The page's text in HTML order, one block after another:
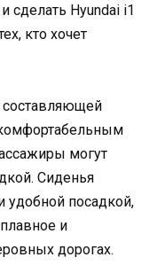
сделать Hyundai i1
кто хочет
составляющей
могут
Сиденья
посадкой,
и
дорогах.